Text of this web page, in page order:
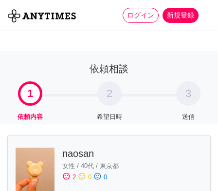
ログイン 新規登録
全て 家事 more_horiz
依頼相談
1
依頼内容
2
希望日時
3
送信
naosan
女性 / 40代 / 東京都
sentiment_satisfied 2 sentiment_neutral 0 sentiment_dissatisfied 0